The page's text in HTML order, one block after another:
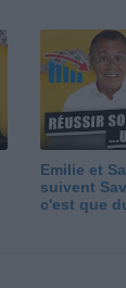
Emilie et
suivent
c'est que